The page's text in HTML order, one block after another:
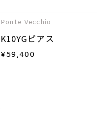
Ponte Vecchio
K10YGピアス
¥59,400